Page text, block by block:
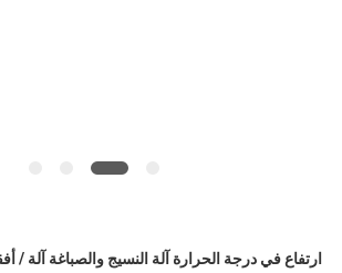
ارتفاع في درجة الحرارة آلة النسيج والصباغة آلة